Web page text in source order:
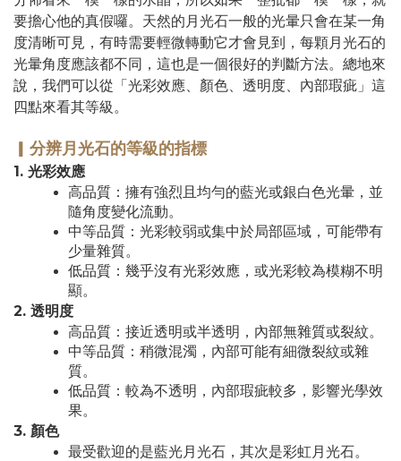
要擔心他的真假囉。天然的月光石一般的光暈只會在某一角
度清晰可見，有時需要輕微轉動它才會見到，每顆月光石的
光暈角度應該都不同，這也是一個很好的判斷方法。總地來
說，我們可以從「光彩效應、顏色、透明度、內部瑕疵」這
四點來看其等級。
▎ 分辨月光石的等級的指標
1. 光彩效應
高品質：擁有強烈且均勻的藍光或銀白色光暈，並
隨角度變化流動。
中等品質：光彩較弱或集中於局部區域，可能帶有
少量雜質。
低品質：幾乎沒有光彩效應，或光彩較為模糊不明
顯。
2. 透明度
高品質：接近透明或半透明，內部無雜質或裂紋。
中等品質：稍微混濁，內部可能有細微裂紋或雜
質。
低品質：較為不透明，內部瑕疵較多，影響光學效
果。
3. 顏色
最受歡迎的是藍光月光石，其次是彩虹月光石。